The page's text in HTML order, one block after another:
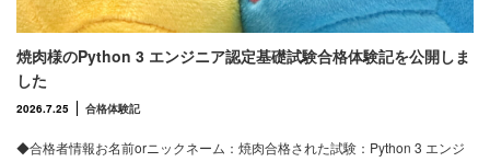
焼肉様のPython 3 エンジニア認定基礎試験合格体験記を公開しま
した
2026.7.25 合格体験記
◆合格者情報お名前orニックネーム：焼肉合格された試験：Python 3 エンジ